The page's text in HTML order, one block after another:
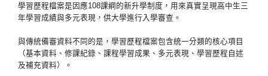
學習歷程檔案是因應108課綱的新升學制度，用來真實呈現高中生三
年學習成績與多元表現，供大學進行入學審查。
與傳統備審資料不同的是，學習歷程檔案包含統一分類的核心項目
（基本資料、修課紀錄、課程學習成果、多元表現、學習歷程自述
及補充資料）。